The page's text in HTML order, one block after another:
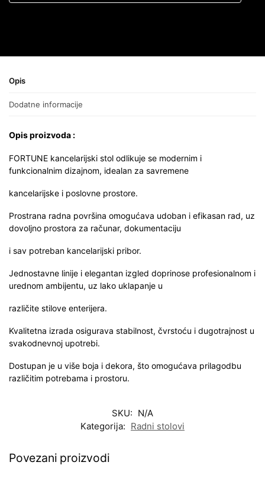
Opis
Dodatne informacije
Opis proizvoda :
FORTUNE kancelarijski stol odlikuje se modernim i
funkcionalnim dizajnom, idealan za savremene
kancelarijske i poslovne prostore.
Prostrana radna površina omogućava udoban i efikasan rad, uz
dovoljno prostora za računar, dokumentaciju
i sav potreban kancelarijski pribor.
Jednostavne linije i elegantan izgled doprinose profesionalnom i
urednom ambijentu, uz lako uklapanje u
različite stilove enterijera.
Kvalitetna izrada osigurava stabilnost, čvrstoću i dugotrajnost u
svakodnevnoj upotrebi.
Dostupan je u više boja i dekora, što omogućava prilagodbu
različitim potrebama i prostoru.
SKU: N/A
Kategorija: Radni stolovi
Povezani proizvodi